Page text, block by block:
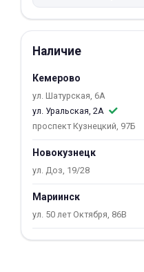
Наличие
Кемерово
ул. Шатурская, 6А
ул. Уральская, 2А
проспект Кузнецкий, 97Б
Новокузнецк
ул. Доз, 19/28
Мариинск
ул. 50 лет Октября, 86В
недели